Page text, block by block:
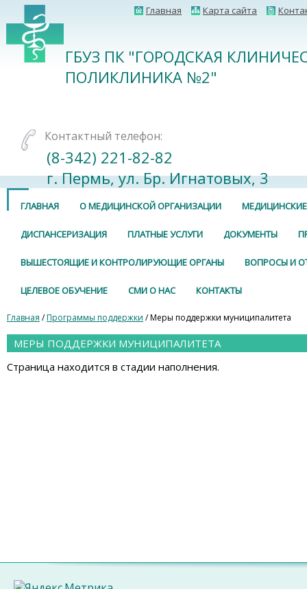
Главная Карта сайта
ГБУЗ ПК "ГОРОДСКАЯ
ПОЛИКЛИНИКА №2"
Контактный телефон:
(8-342) 221-82-82
г. Пермь, ул. Бр. Игнатовых, 3
ГЛАВНАЯ О МЕДИЦИНСКОЙ ОРГАНИЗАЦИИ
ДИСПАНСЕРИЗАЦИЯ ПЛАТНЫЕ УСЛУГИ ДОКУМЕНТЫ
ВЫШЕСТОЯЩИЕ И КОНТРОЛИРУЮЩИЕ ОРГАНЫ ВОПРОСЫ И
ЦЕЛЕВОЕ ОБУЧЕНИЕ СМИ О НАС КОНТАКТЫ
Главная /Программы поддержки / Меры поддержки муниципалитета
МЕРЫ ПОДДЕРЖКИ МУНИЦИПАЛИТЕТА
Страница находится в стадии наполнения.